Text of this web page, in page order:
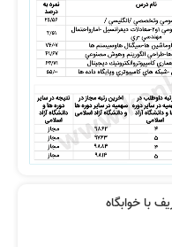
انتقال دانش استاد رضوی بینظیر
است
تدریس اساتید عالی بودند
با خوابگاه